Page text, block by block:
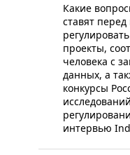
Какие
ставят
проекты,
человека с
данных, а
конкурсы
интервью